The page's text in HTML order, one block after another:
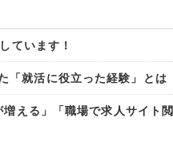
ています！
「就活に役立った経験」とは
える」「職場で求人サイト閲